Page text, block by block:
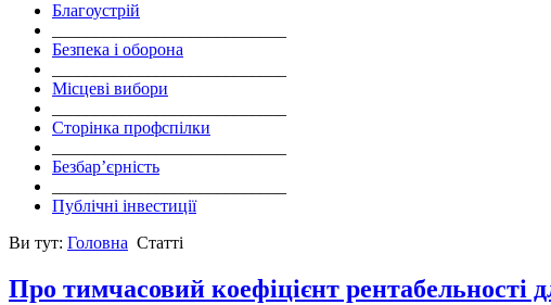
Благоустрій
Безпека і оборона
Місцеві вибори
Сторінка профспілки
Безбар’єрність
Публічні інвестиції
Ви тут: Головна Статті
Про тимчасовий коефіцієнт рентабельності